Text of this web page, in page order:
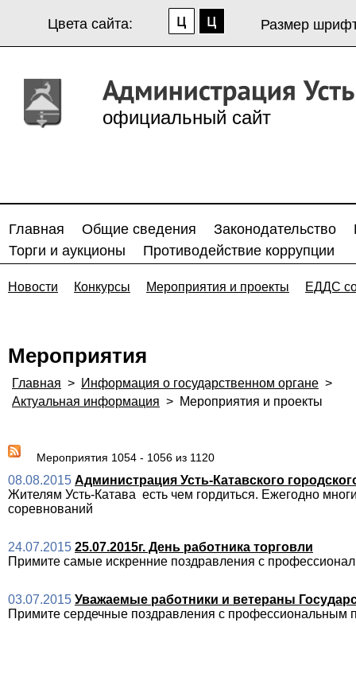
Цвета сайта: Размер
официальный сайт
Главная Общие сведения Законодательство
Торги и аукционы
Противодействие коррупции
Новости Конкурсы Мероприятия и проекты ЕДДС
Мероприятия
Главная > Информация о государственном органе >
Актуальная информация > Мероприятия и проекты
08.08.2015 Администрация Усть-Катавского
Жителям Усть-Катава есть чем гордиться. Ежегодно
соревнований
24.07.2015 25.07.2015г. День работника торговли
Примите самые искренние поздравления с
03.07.2015 Уважаемые работники и ветераны
Примите сердечные поздравления с профессиональным
Мероприятия 1054 - 1056 из 1120